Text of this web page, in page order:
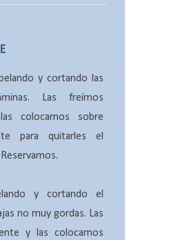
y cortando las
Las freímos
colocamos sobre
para quitarles el
y cortando el
no muy gordas. Las
y las colocamos